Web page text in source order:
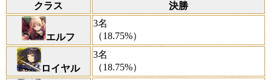
クラス 決勝
エルフ
3名
（18.75%）
ロイヤル
3名
（18.75%）